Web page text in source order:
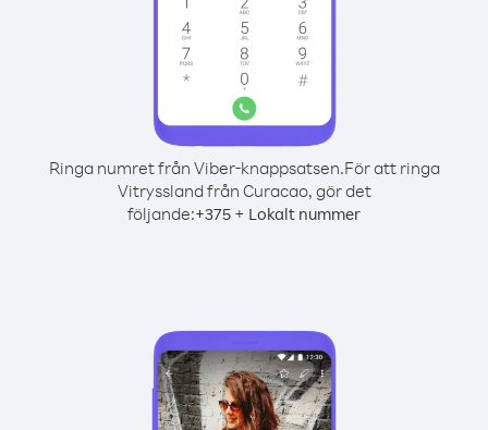
Ringa numret från Viber-knappsatsen.För att ringa
Vitryssland från Curacao, gör det
följande:+375 + Lokalt nummer